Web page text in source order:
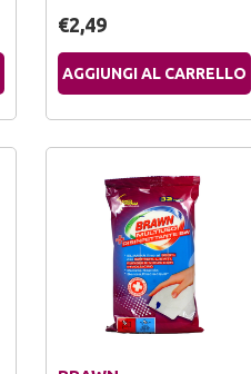
€2,49
AGGIUNGI AL CARRELLO